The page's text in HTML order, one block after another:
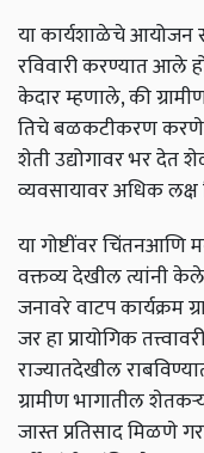
या कार्यशाळेचे आयोजन
रविवारी करण्यात आले
केदार म्हणाले, की
तिचे बळकटीकरण करणे
शेती उद्योगावर भर देत
व्यवसायावर अधिक लक्ष
या गोष्टींवर
वक्तव्य देखील त्यांनी
जनावरे वाटप कार्यक्रम
जर हा प्रायोगिक
राज्यातदेखील
ग्रामीण भागातील
जास्त प्रतिसाद मिळणे